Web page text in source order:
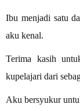
Ibu menjadi satu
aku kenal.
Terima kasih
kupelajari dari
Aku bersyukur